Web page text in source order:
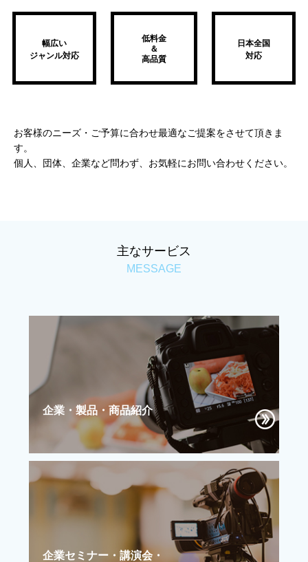
幅広い
ジャンル対応
低料金
＆
高品質
日本全国
対応
お客様のニーズ・ご予算に合わせ最適なご提案をさせて頂きま
す。
個人、団体、企業など問わず、お気軽にお問い合わせください。
主なサービス
MESSAGE
企業・製品・商品紹介
企業セミナー・講演会・